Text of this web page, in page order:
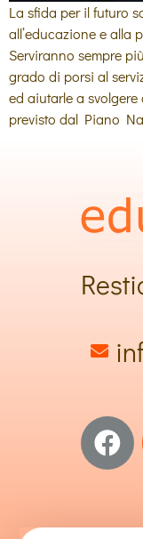
La sfida per il futuro
all’educazione e alla
Serviranno sempre
grado di porsi al
ed aiutarle a svolgere
previsto dal Piano